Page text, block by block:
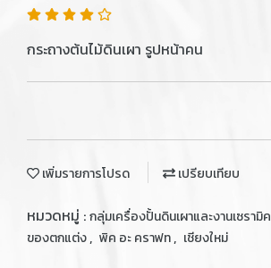
กระถางต้นไม้ดินเผา รูปหน้าคน
เพิ่มรายการโปรด เปรียบเทียบ
หมวดหมู่ :กลุ่มเครื่องปั้นดินเผาและงานเซรามิค
ของตกแต่ง, พิค อะ คราฟท, เชียงใหม่